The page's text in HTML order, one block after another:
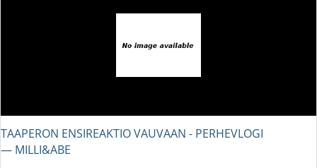
TAAPERON ENSIREAKTIO VAUVAAN - PERHEVLOGI
― MILLI&ABE